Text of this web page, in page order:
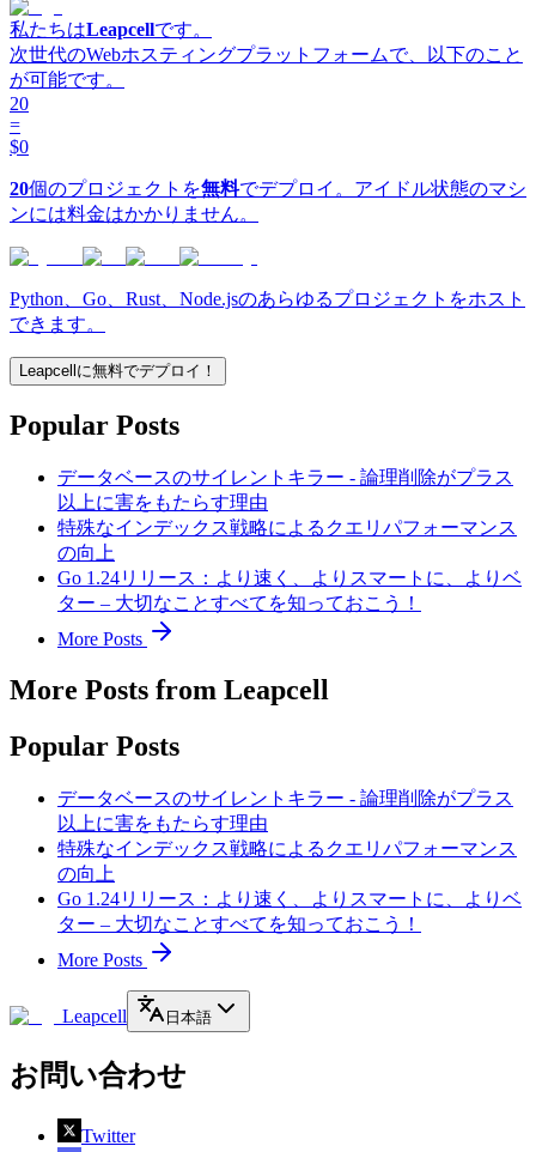
私たちはLeapcellです。
次世代のWebホスティングプラットフォームで、以下のこと
が可能です。
20
=
$0
20個のプロジェクトを無料でデプロイ。アイドル状態のマシ
ンには料金はかかりません。
Python、Go、Rust、Node.jsのあらゆるプロジェクトをホスト
できます。
Leapcellに無料でデプロイ！
Popular Posts
データベースのサイレントキラー - 論理削除がプラス
以上に害をもたらす理由
特殊なインデックス戦略によるクエリパフォーマンス
の向上
Go 1.24リリース：より速く、よりスマートに、よりベ
ター – 大切なことすべてを知っておこう！
More Posts
More Posts from Leapcell
Popular Posts
データベースのサイレントキラー - 論理削除がプラス
以上に害をもたらす理由
特殊なインデックス戦略によるクエリパフォーマンス
の向上
Go 1.24リリース：より速く、よりスマートに、よりベ
ター – 大切なことすべてを知っておこう！
More Posts
Leapcell 日本語
お問い合わせ
Twitter